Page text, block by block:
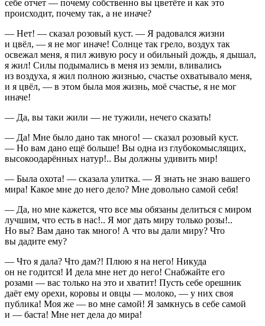
себе отчет — почему собственно вы цветёте и как это
происходит, почему так, а не иначе?
— Нет! — сказал розовый куст. — Я радовался жизни
и цвёл, — я не мог иначе! Солнце так грело, воздух так
освежал меня, я пил живую росу и обильный дождь, я дышал,
я жил! Силы подымались в меня из земли, вливались
из воздуха, я жил полною жизнью, счастье охватывало меня,
и я цвёл, — в этом была моя жизнь, моё счастье, я не мог
иначе!
— Да, вы таки жили — не тужили, нечего сказать!
— Да! Мне было дано так много! — сказал розовый куст.
— Но вам дано ещё больше! Вы одна из глубокомыслящих,
высокоодарённых натур!.. Вы должны удивить мир!
— Была охота! — сказала улитка. — Я знать не знаю вашего
мира! Какое мне до него дело? Мне довольно самой себя!
— Да, но мне кажется, что все мы обязаны делиться с миром
лучшим, что есть в нас!.. Я мог дать миру только розы!..
Но вы? Вам дано так много! А что вы дали миру? Что
вы дадите ему?
— Что я дала? Что дам?! Плюю я на него! Никуда
он не годится! И дела мне нет до него! Снабжайте его
розами — вас только на это и хватит! Пусть себе орешник
даёт ему орехи, коровы и овцы — молоко, — у них своя
публика! Моя же — во мне самой! Я замкнусь в себе самой
и — баста! Мне нет дела до мира!